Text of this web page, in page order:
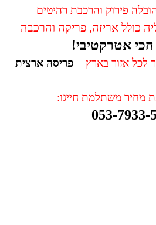
פירוק והרכבת רהיטים
כולל אריזה, פריקה והרכבה
אטרקטיבי!
לכל אזור בארץ =פריסה ארצית
מחיר משתלמת חייגו:
053-7933-